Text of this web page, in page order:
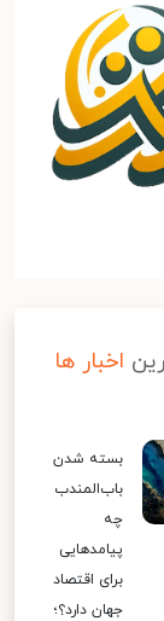
اخبار ها
بسته شدن
باب‌المندب
چه
پیامدهایی
برای اقتصاد
جهان دارد؟؛